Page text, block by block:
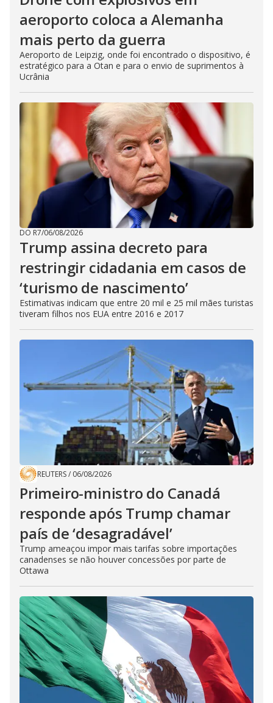
aeroporto coloca a Alemanha
mais perto da guerra
Aeroporto de Leipzig, onde foi encontrado o dispositivo, é
estratégico para a Otan e para o envio de suprimentos à
Ucrânia
DO R7/06/08/2026
Trump assina decreto para
restringir cidadania em casos de
‘turismo de nascimento’
Estimativas indicam que entre 20 mil e 25 mil mães turistas
tiveram filhos nos EUA entre 2016 e 2017
REUTERS/ 06/08/2026
Primeiro-ministro do Canadá
responde após Trump chamar
país de ‘desagradável’
Trump ameaçou impor mais tarifas sobre importações
canadenses se não houver concessões por parte de
Ottawa